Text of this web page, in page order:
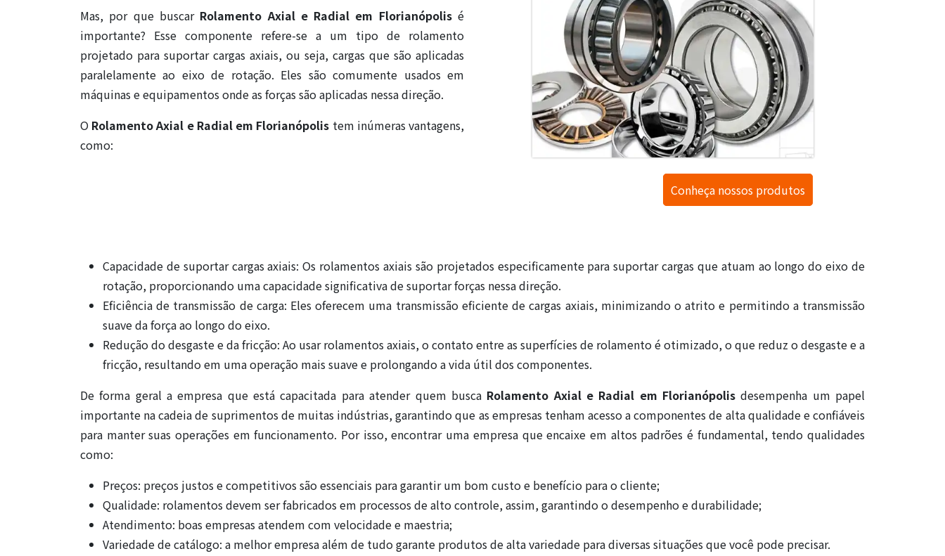
Mas, por que buscar Rolamento Axial e Radial em Florianópolisé
importante? Esse componente refere-se a um tipo de rolamento
projetado para suportar cargas axiais, ou seja, cargas que são aplicadas
paralelamente ao eixo de rotação. Eles são comumente usados em
máquinas e equipamentos onde as forças são aplicadas nessa direção.
O Rolamento Axial e Radial em Florianópolis tem inúmeras vantagens,
como:
Conheça nossos produtos
Capacidade de suportar cargas axiais: Os rolamentos axiais são projetados especificamente para suportar cargas que atuam ao longo do eixo de
rotação, proporcionando uma capacidade significativa de suportar forças nessa direção.
Eficiência de transmissão de carga: Eles oferecem uma transmissão eficiente de cargas axiais, minimizando o atrito e permitindo a transmissão
suave da força ao longo do eixo.
Redução do desgaste e da fricção: Ao usar rolamentos axiais, o contato entre as superfícies de rolamento é otimizado, o que reduz o desgaste e a
fricção, resultando em uma operação mais suave e prolongando a vida útil dos componentes.
De forma geral a empresa que está capacitada para atender quem busca Rolamento Axial e Radial em Florianópolisdesempenha um papel
importante na cadeia de suprimentos de muitas indústrias, garantindo que as empresas tenham acesso a componentes de alta qualidade e confiáveis
para manter suas operações em funcionamento. Por isso, encontrar uma empresa que encaixe em altos padrões é fundamental, tendo qualidades
como:
Preços: preços justos e competitivos são essenciais para garantir um bom custo e benefício para o cliente;
Qualidade: rolamentos devem ser fabricados em processos de alto controle, assim, garantindo o desempenho e durabilidade;
Atendimento: boas empresas atendem com velocidade e maestria;
Variedade de catálogo: a melhor empresa além de tudo garante produtos de alta variedade para diversas situações que você pode precisar.